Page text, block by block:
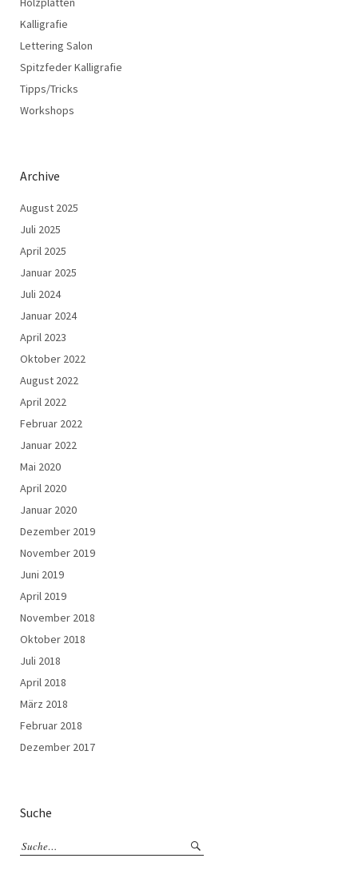
Kalligrafie
Lettering Salon
Spitzfeder Kalligrafie
Tipps/Tricks
Workshops
Archive
August 2025
Juli 2025
April 2025
Januar 2025
Juli 2024
Januar 2024
April 2023
Oktober 2022
August 2022
April 2022
Februar 2022
Januar 2022
Mai 2020
April 2020
Januar 2020
Dezember 2019
November 2019
Juni 2019
April 2019
November 2018
Oktober 2018
Juli 2018
April 2018
März 2018
Februar 2018
Dezember 2017
Suche